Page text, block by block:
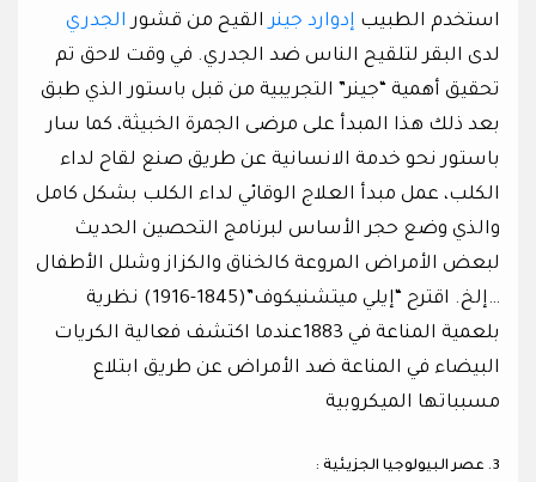
استخدم الطبيب إدوارد جينرالقيح من قشور الجدري
لدى البقر لتلقيح الناس ضد الجدري. في وقت لاحق تم
تحقيق أهمية “جينر” التجريبية من قبل باستور الذي طبق
بعد ذلك هذا المبدأ على مرضى الجمرة الخبيثة، كما سار
باستور نحو خدمة الانسانية عن طريق صنع لقاح لداء
الكلب، عمل مبدأ العلاج الوقائي لداء الكلب بشكل كامل
والذي وضع حجر الأساس لبرنامج التحصين الحديث
لبعض الأمراض المروعة كالخناق والكزاز وشلل الأطفال
…إلخ. اقترح “إيلي ميتشنيكوف”(1845-1916) نظرية
بلعمية المناعة في 1883عندما اكتشف فعالية الكريات
البيضاء في المناعة ضد الأمراض عن طريق ابتلاع
مسبباتها الميكروبية
3. عصر البيولوجيا الجزيئية :